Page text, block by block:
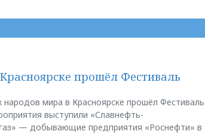
прошёл Фестиваль
мира в Красноярске прошёл Фестиваль
выступили «Славнефть-
— добывающие предприятия «Роснефти» в